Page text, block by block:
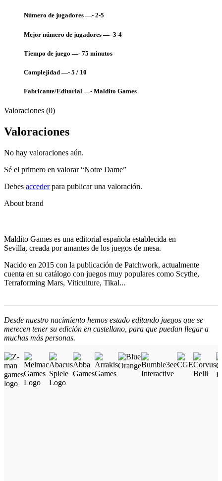
Número de jugadores —- 2-5
Mejor número de jugadores —- 3-4
Tiempo de juego —- 75 minutos
Complejidad —- 5 / 10
Fabricante/Editorial —- Maldito Games
Valoraciones (0)
Valoraciones
No hay valoraciones aún.
Sé el primero en valorar “Notre Dame”
Debes accederpara publicar una valoración.
About brand
Maldito Games es una editorial española establecida en
Sevilla, creada por amantes de los juegos de mesa.
Nacido en 2015 con la publicación de Patchwork, actualmente
cuenta en su catálogo con juegos muy populares como Scythe,
Terraforming Mars, Viticulture, Tikal...
Desde nuestro nacimiento hemos estado editando juegos que se
merecen tener su edición en castellano, para que puedan llegar a
muchas más personas.